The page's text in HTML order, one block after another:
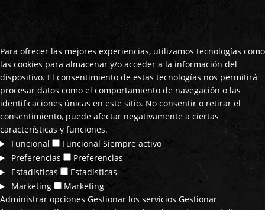
Para ofrecer las mejores experiencias, utilizamos tecnologías como
las cookies para almacenar y/o acceder a la información del
dispositivo. El consentimiento de estas tecnologías nos permitirá
procesar datos como el comportamiento de navegación o las
identificaciones únicas en este sitio. No consentir o retirar el
consentimiento, puede afectar negativamente a ciertas
características y funciones.
Funcional
Funcional Siempre activo
Preferencias
Preferencias
Estadísticas
Estadísticas
Marketing
Marketing
Administrar opciones Gestionar los servicios Gestionar